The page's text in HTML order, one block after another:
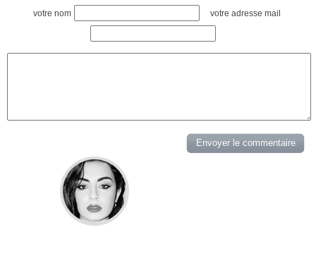
votre nom votre adresse mail